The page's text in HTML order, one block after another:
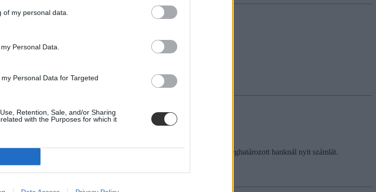
my personal data.
Personal Data.
Personal Data for Targeted
Retention, Sale, and/or Sharing
with the Purposes for which it
kamatait állítják meg. De úgy tűnik, csak fél évre.
csak annak utalják ki a szabad felhasználású diákhitelt, aki egy meghatározott banknál nyit számlát.